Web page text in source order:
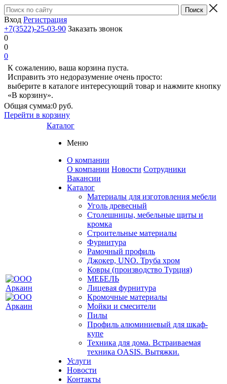
Вход Регистрация
+7(3522)-25-03-90 Заказать звонок
0
0
0
К сожалению, ваша корзина пуста.
Исправить это недоразумение очень просто:
выберите в каталоге интересующий товар и нажмите кнопку
«В корзину».
Общая сумма:0 руб.
Перейти в корзину
Каталог
Меню
О компании
О компании Новости Сотрудники
Вакансии
Каталог
Материалы для изготовления мебели
Уголь древесный
Столешницы, мебельные щиты и
кромка
Строительные материалы
Фурнитура
Рамочный профиль
Джокер, UNO. Труба хром
Ковры (производство Турция)
МЕБЕЛЬ
Лицевая фурнитура
Кромочные материалы
Мойки и смесители
Пилы
Профиль алюминиевый для шкаф-
купе
Техника для дома. Встраиваемая
техника OASIS. Вытяжки.
Услуги
Новости
Контакты